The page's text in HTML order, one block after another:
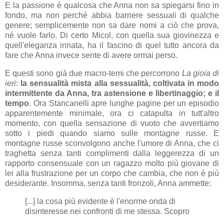
E la passione è qualcosa che Anna non sa spiegarsi fino in
fondo, ma non perché abbia barriere sessuali di qualche
genere; semplicemente non sa dare nomi a ciò che prova,
né vuole farlo. Di certo Micol, con quella sua giovinezza e
quell'eleganza innata, ha il fascino di quel tutto ancora da
fare che Anna invece sente di avere ormai perso.
E questi sono già due macro-temi che percorrono La gioia di
ieri: la sensualità mista alla sessualità, coltivata in modo
intermittente da Anna, tra astensione e libertinaggio; e il
tempo. Ora Stancanelli apre lunghe pagine per un episodio
apparentemente minimale, ora ci catapulta in tutt'altro
momento, con quella sensazione di vuoto che avvertiamo
sotto i piedi quando siamo sulle montagne russe. E
montagne russe sconvolgono anche l'umore di Anna, che ci
traghetta senza tanti complimenti dalla leggerezza di un
rapporto consensuale con un ragazzo molto più giovane di
lei alla frustrazione per un corpo che cambia, che non è più
desiderante. Insomma, senza tanti fronzoli, Anna ammette:
[...] la cosa più evidente è l'enorme onda di
disinteresse nei confronti di me stessa. Scopro